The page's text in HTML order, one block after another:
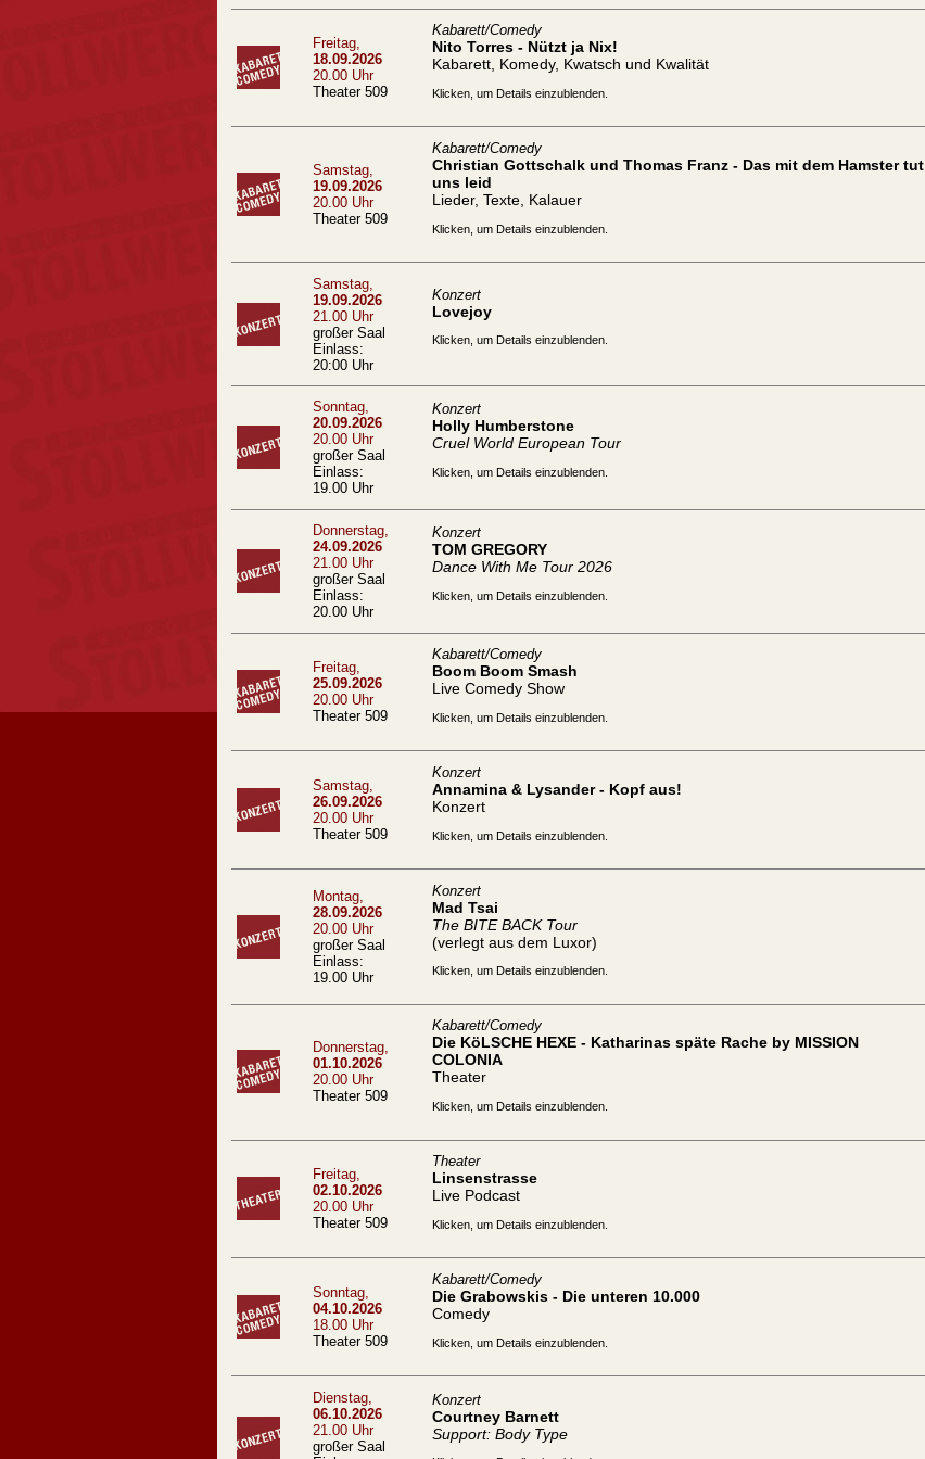
Freitag,
18.09.2026
20.00 Uhr
Theater 509
Kabarett/Comedy
Nito Torres - Nützt ja Nix!
Kabarett, Komedy, Kwatsch und Kwalität
Klicken, um Details einzublenden.
Samstag,
19.09.2026
20.00 Uhr
Theater 509
Kabarett/Comedy
Christian Gottschalk und Thomas Franz - Das mit dem Hamster tut
uns leid
Lieder, Texte, Kalauer
Klicken, um Details einzublenden.
Samstag,
19.09.2026
21.00 Uhr
großer Saal
Einlass:
20:00 Uhr
Konzert
Lovejoy
Klicken, um Details einzublenden.
Sonntag,
20.09.2026
20.00 Uhr
großer Saal
Einlass:
19.00 Uhr
Konzert
Holly Humberstone
Cruel World European Tour
Klicken, um Details einzublenden.
Donnerstag,
24.09.2026
21.00 Uhr
großer Saal
Einlass:
20.00 Uhr
Konzert
TOM GREGORY
Dance With Me Tour 2026
Klicken, um Details einzublenden.
Freitag,
25.09.2026
20.00 Uhr
Theater 509
Kabarett/Comedy
Boom Boom Smash
Live Comedy Show
Klicken, um Details einzublenden.
Samstag,
26.09.2026
20.00 Uhr
Theater 509
Konzert
Annamina & Lysander - Kopf aus!
Konzert
Klicken, um Details einzublenden.
Montag,
28.09.2026
20.00 Uhr
großer Saal
Einlass:
19.00 Uhr
Konzert
Mad Tsai
The BITE BACK Tour
(verlegt aus dem Luxor)
Klicken, um Details einzublenden.
Donnerstag,
01.10.2026
20.00 Uhr
Theater 509
Kabarett/Comedy
Die KöLSCHE HEXE - Katharinas späte Rache by MISSION
COLONIA
Theater
Klicken, um Details einzublenden.
Freitag,
02.10.2026
20.00 Uhr
Theater 509
Theater
Linsenstrasse
Live Podcast
Klicken, um Details einzublenden.
Sonntag,
04.10.2026
18.00 Uhr
Theater 509
Kabarett/Comedy
Die Grabowskis - Die unteren 10.000
Comedy
Klicken, um Details einzublenden.
Dienstag,
06.10.2026
21.00 Uhr
großer Saal
Konzert
Courtney Barnett
Support: Body Type